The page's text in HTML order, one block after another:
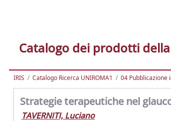
Catalogo dei prodotti
IRIS Catalogo Ricerca UNIROMA1 04 Pubblicazione
Strategie terapeutiche nel
TAVERNITI, Luciano